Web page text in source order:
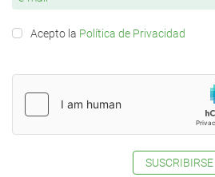
Acepto la Política de Privacidad
SUSCRIBIRSE